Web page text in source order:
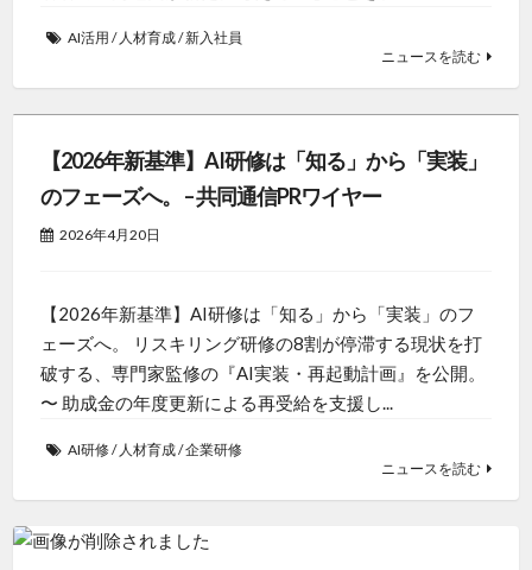
AI活用 / 人材育成/新入社員
ニュースを読む
【2026年新基準】AI研修は「知る」から「実装」
のフェーズへ。 – 共同通信PRワイヤー
2026年4月20日
【2026年新基準】AI研修は「知る」から「実装」のフ
ェーズへ。 リスキリング研修の8割が停滞する現状を打
破する、専門家監修の『AI実装・再起動計画』を公開。
〜 助成金の年度更新による再受給を支援し...
AI研修/ 人材育成/企業研修
ニュースを読む